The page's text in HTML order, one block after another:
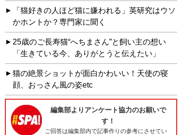
「猫好きの人ほど猫に嫌われる」英研究はウソ
かホントか？専門家に聞く
25歳のご長寿猫“へちまさん”と飼い主の想い
「生きている今、ありがとうと伝えたい」
猫の絶景ショットが面白かわいい！天使の寝
顔、おっさん風の姿etc